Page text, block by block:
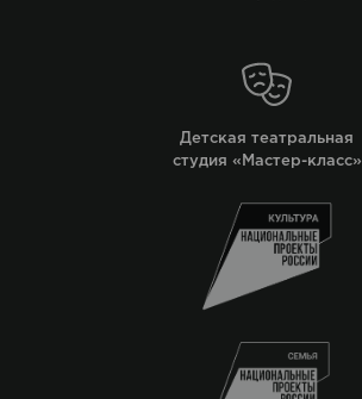
Детская театральная
студия «Мастер-класс»